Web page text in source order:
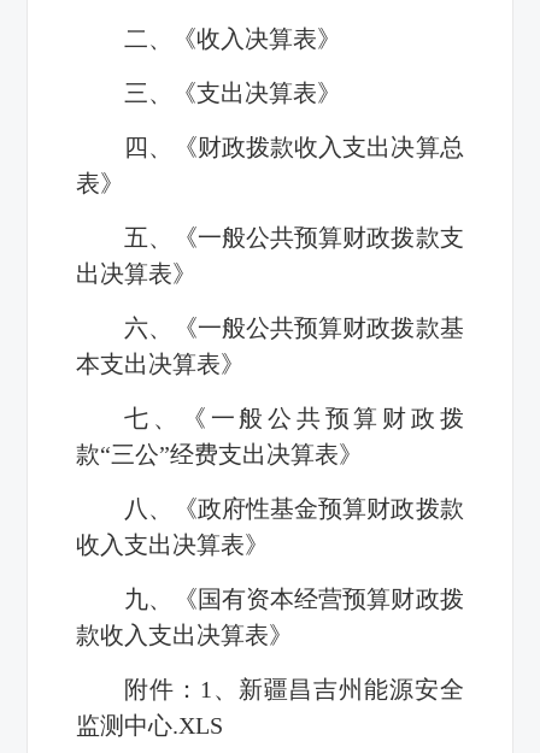
二、《收入决算表》
三、《支出决算表》
四、《财政拨款收入支出决算总
表》
五、《一般公共预算财政拨款支
出决算表》
六、《一般公共预算财政拨款基
本支出决算表》
七、《一般公共预算财政拨
款“三公”经费支出决算表》
八、《政府性基金预算财政拨款
收入支出决算表》
九、《国有资本经营预算财政拨
款收入支出决算表》
附件：1、 新疆昌吉州能源安全
监测中心.XLS